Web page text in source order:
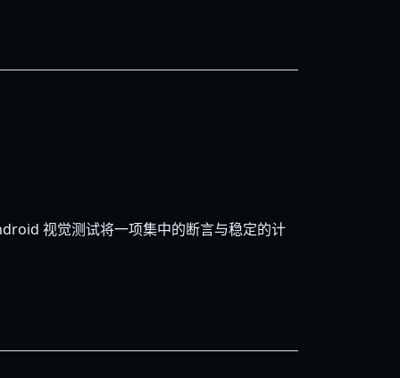
视觉测试将一项集中的断言与稳定的计